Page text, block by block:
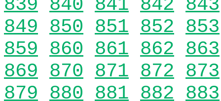
839 840 841 842 843
849 850 851 852 853
859 860 861 862 863
869 870 871 872 873
879 880 881 882 883